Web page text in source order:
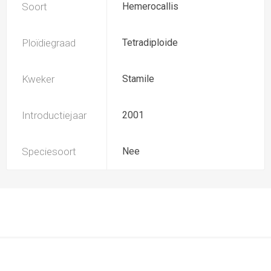
Soort Hemerocallis
Ploïdiegraad Tetradiploide
Kweker Stamile
Introductiejaar 2001
Speciesoort Nee